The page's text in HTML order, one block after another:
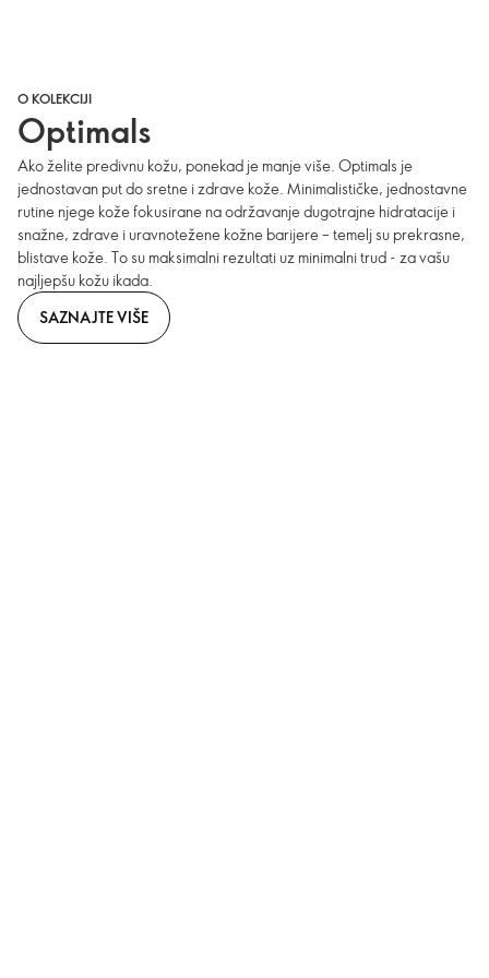
O KOLEKCIJI
Optimals
Ako želite predivnu kožu, ponekad je manje više. Optimals je
jednostavan put do sretne i zdrave kože. Minimalističke, jednostavne
rutine njege kože fokusirane na održavanje dugotrajne hidratacije i
snažne, zdrave i uravnotežene kožne barijere – temelj su prekrasne,
blistave kože. To su maksimalni rezultati uz minimalni trud - za vašu
najljepšu kožu ikada.
SAZNAJTE VIŠE